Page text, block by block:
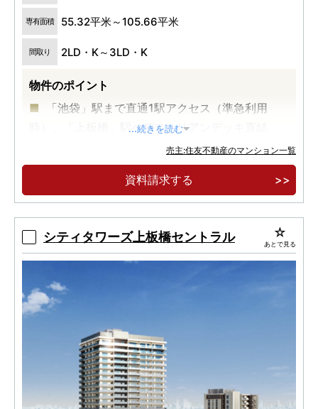
専有面積 55.32平米～105.66平米
間取り 2LD・K～3LD・K
物件のポイント
「池袋」駅まで直通1駅アクセス（準急利用
時）。「上板橋」駅ペデストリアンデッキ直結
約1.7haの駅前大規模再開発エリアに誕生する
全３１３邸・地上26階建タワーレジデンス。
な内廊下設計・多彩な共用施設もご用意。
...続きを読む
売主:住友不動産のマンション一覧
資料請求する
シティタワーズ上板橋セントラル あとで見る